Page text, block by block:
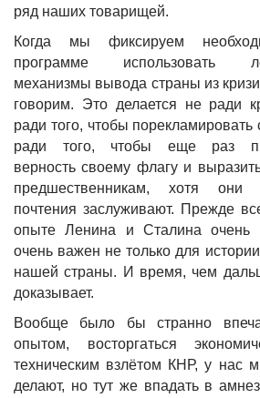
ряд наших товарищей.
Когда мы фиксируем
программе использовать
механизмы вывода страны из
говорим. Это делается не ради
ради того, чтобы
ради того, чтобы еще раз
верность своему флагу и
предшественникам, хотя они
почтения заслуживают. Прежде
опыте Ленина и Сталина очень
очень важен не только для
нашей страны. И время, чем
доказывает.
Вообще было бы странно
опытом, восторгаться
техническим взлётом КНР, у нас
делают, но тут же впадать в